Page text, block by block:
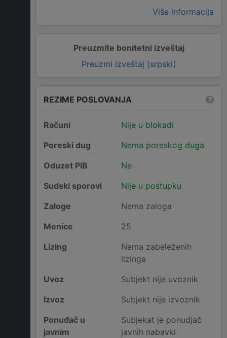
Preuzmite bonitetni izveštaj
Preuzmi izveštaj (srpski)
Više informacija
REZIME POSLOVANJA
Računi
Nije u blokadi
Poreski dug
Nema poreskog duga
Oduzet PIB
Ne
Sudski sporovi
Nije u postupku
Zaloge
Nema zaloga
Menice
25
Lizing
Nema zabeleženih
lizinga
Uvoz
Subjekt nije uvoznik
Izvoz
Subjekt nije izvoznik
Ponuđač u
javnim
Subjekat je ponudjač
javnih nabavki